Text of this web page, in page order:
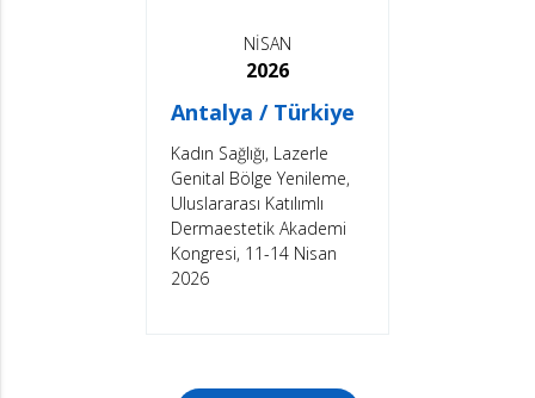
NİSAN
2026
Antalya / Türkiye
Kadın Sağlığı, Lazerle
Genital Bölge Yenileme,
Uluslararası Katılımlı
Dermaestetik Akademi
Kongresi, 11-14 Nisan
2026